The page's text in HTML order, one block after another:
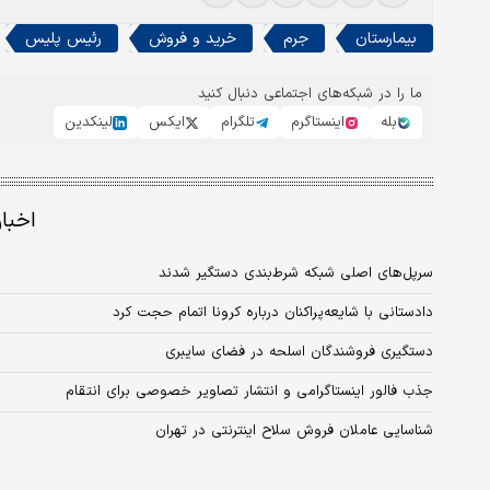
بیمارستان جرم خرید و فروش رئیس پلیس
ما را در شبکه‌های اجتماعی دنبال کنید
بله
اینستاگرم تلگرام ایکس لینکدین
سرپل‌های اصلی شبکه‌ شرط‌بندی دستگیر شدند
دادستانی با شایعه‌پراکنان درباره کرونا اتمام حجت کرد
دستگیری فروشندگان اسلحه در فضای سایبری
جذب فالور اینستاگرامی و انتشار تصاویر خصوصی برای انتقام
شناسایی عاملان فروش سلاح اینترنتی در تهران